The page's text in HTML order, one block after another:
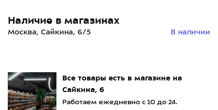
Все товары есть в магазине на
Сайкина, 6
Работаем ежедневно с 10 до 24.
Наличие в магазинах
Москва, Сайкина, 6/5 В наличии